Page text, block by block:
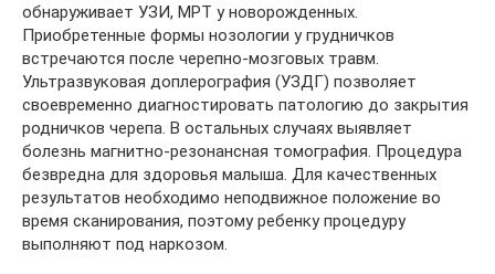
обнаруживает УЗИ, МРТ у новорожденных.
Приобретенные формы нозологии у грудничков
встречаются после черепно-мозговых травм.
Ультразвуковая доплерография (УЗДГ) позволяет
своевременно диагностировать патологию до закрытия
родничков черепа. В остальных случаях выявляет
болезнь магнитно-резонансная томография. Процедура
безвредна для здоровья малыша. Для качественных
результатов необходимо неподвижное положение во
время сканирования, поэтому ребенку процедуру
выполняют под наркозом.